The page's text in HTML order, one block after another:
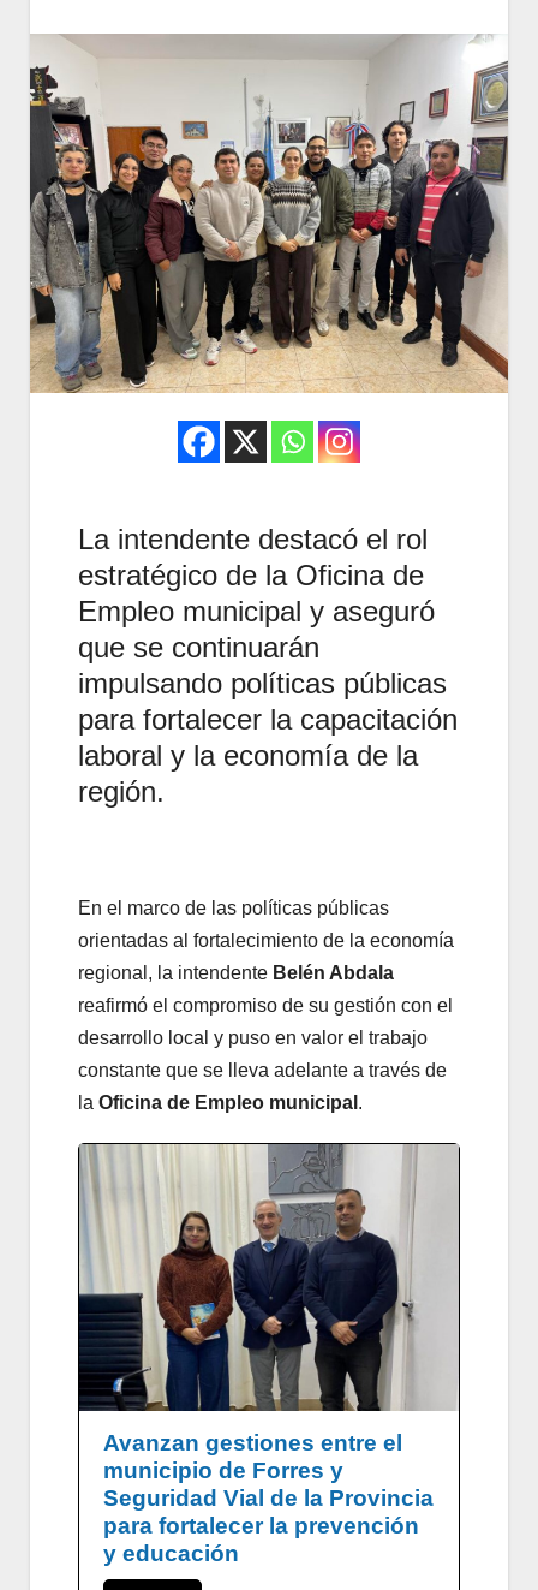
La intendente destacó el rol
estratégico de la Oficina de
Empleo municipal y aseguró
que se continuarán
impulsando políticas públicas
para fortalecer la capacitación
laboral y la economía de la
región.
En el marco de las políticas públicas
orientadas al fortalecimiento de la economía
regional, la intendente Belén Abdala
reafirmó el compromiso de su gestión con el
desarrollo local y puso en valor el trabajo
constante que se lleva adelante a través de
la Oficina de Empleo municipal .
Avanzan gestiones entre el
municipio de Forres y
Seguridad Vial de la Provincia
para fortalecer la prevención
y educación